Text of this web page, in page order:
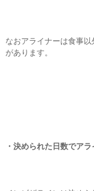
なおアライナーは食事
があります。
・決められた日数でア